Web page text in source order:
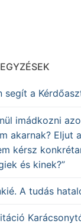
segít a
imádkozni
akarnak? Eljut
kérsz
és kinek?”
A tudás